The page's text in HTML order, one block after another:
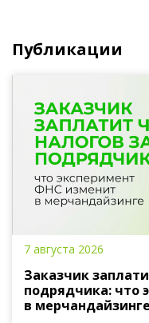
Публикации
7 августа 2026
Заказчик
подрядчика: что
в мерчандайзинге